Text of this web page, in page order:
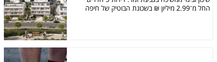
החל מ־2.99 מיליון ₪ בשכונת הבוטיק של חיפה